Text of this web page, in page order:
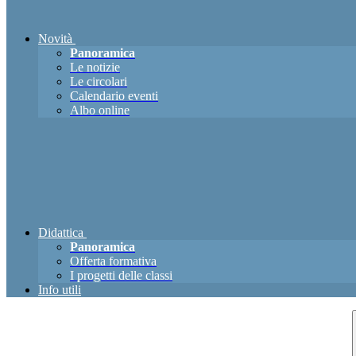
Novità
Panoramica
Le notizie
Le circolari
Calendario eventi
Albo online
Didattica
Panoramica
Offerta formativa
I progetti delle classi
Info utili